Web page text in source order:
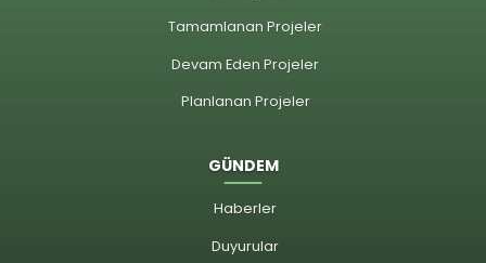
Tamamlanan Projeler
Devam Eden Projeler
Planlanan Projeler
GÜNDEM
Haberler
Duyurular